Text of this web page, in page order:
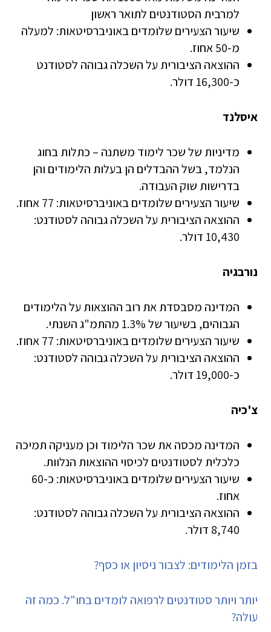
למרבית הסטודנטים לתואר ראשון
שיעור הצעירים שלומדים באוניברסיטאות: למעלה
מ-50 אחוז.
ההוצאה הציבורית על השכלה גבוהה לסטודנט
כ-16,300 דולר.
איסלנד
מדיניות של שכר לימוד משתנה – כתלות בחוג
הנלמד, בשל ההבדלים הן בעלות הלימודים והן
בדרישות שוק העבודה.
שיעור הצעירים שלומדים באוניברסיטאות: 77 אחוז.
ההוצאה הציבורית על השכלה גבוהה לסטודנט:
10,430 דולר.
נורבגיה
המדינה מסבסדת את רוב ההוצאות על הלימודים
הגבוהים, בשיעור של 1.3% מהתמ"ג השנתי.
שיעור הצעירים שלומדים באוניברסיטאות: 77 אחוז.
ההוצאה הציבורית על השכלה גבוהה לסטודנט:
כ-19,000 דולר.
צ'כיה
המדינה מכסה את שכר הלימוד וכן מעניקה תמיכה
כלכלית לסטודנטים לכיסוי ההוצאות הנלוות.
שיעור הצעירים שלומדים באוניברסיטאות: כ-60
אחוז.
ההוצאה הציבורית על השכלה גבוהה לסטודנט:
8,740 דולר.
בזמן הלימודים: לצבור ניסיון או כסף?
יותר ויותר סטודנטים לרפואה לומדים בחו"ל. כמה זה
עולה?